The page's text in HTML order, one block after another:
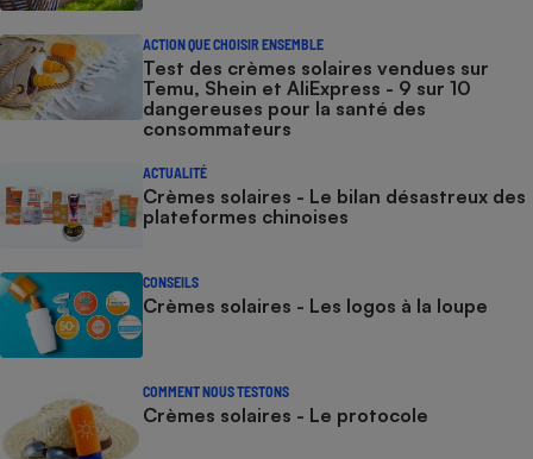
ACTION QUE CHOISIR ENSEMBLE
Test des crèmes solaires vendues sur
Temu, Shein et AliExpress - 9 sur 10
dangereuses pour la santé des
consommateurs
ACTUALITÉ
Crèmes solaires - Le bilan désastreux des
plateformes chinoises
CONSEILS
Crèmes solaires - Les logos à la loupe
COMMENT NOUS TESTONS
Crèmes solaires - Le protocole